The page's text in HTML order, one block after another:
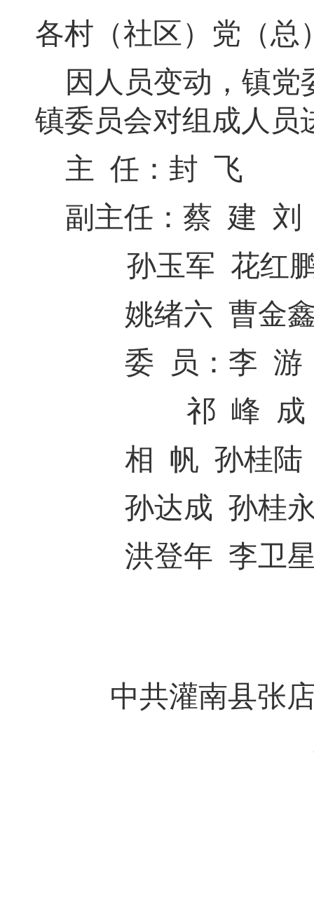
各村（社区）党（总
因人员变动 ， 镇党
镇委员会对组成人员
主 任： 封 飞
副主任： 蔡 建 刘
孙玉军 花红
姚绪六 曹金
委
员： 李 游
祁 峰
成
相 帆 孙桂陆
孙达成 孙桂
洪登年 李卫
中共灌南县张